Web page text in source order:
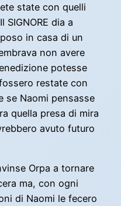
state con quelli
dia a
in casa di un
non avere
potesse
restate con
se Naomi pensasse
quella presa di mira
avuto futuro
Orpa a tornare
ma, con ogni
di Naomi le fecero